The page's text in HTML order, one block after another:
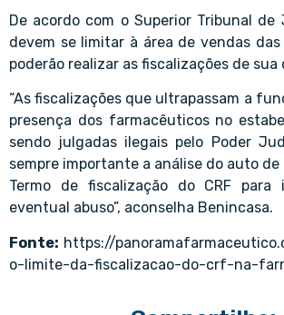
De acordo com o Superior Tribunal de
devem se limitar à área de vendas
poderão realizar as fiscalizações de sua
“As fiscalizações que ultrapassam a
presença dos farmacêuticos no
sendo julgadas ilegais pelo Poder
sempre importante a análise do auto
Termo de fiscalização do CRF para
eventual abuso”, aconselha Benincasa.
Fonte: https://
o-limite-da-fiscalizacao-do-crf-na-